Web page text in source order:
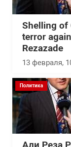
Shelling of
terror
Rezazade
13 февраля,
Политика